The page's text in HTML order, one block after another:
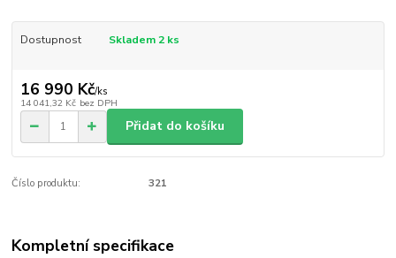
Dostupnost Skladem 2 ks
16 990 Kč/ks
14 041,32 Kč bez DPH
Přidat do košíku
Číslo produktu: 321
Kompletní specifikace